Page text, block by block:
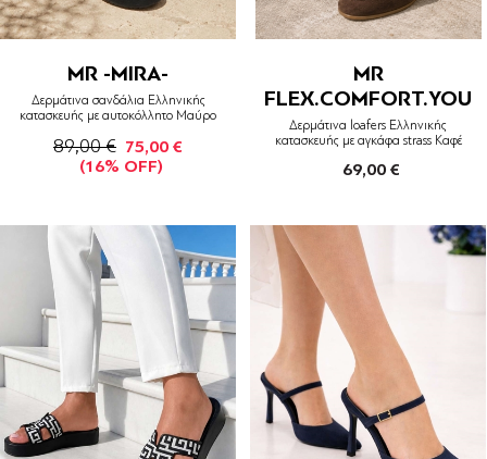
MR -MIRA-
Δερμάτινα σανδάλια Ελληνικής
κατασκευής με αυτοκόλλητο Μαύρο
89,00 € 75,00 €
(16% OFF)
MR
FLEX.COMFORT.YOU
Δερμάτινα loafers Ελληνικής
κατασκευής με αγκάφα strass Καφέ
69,00 €